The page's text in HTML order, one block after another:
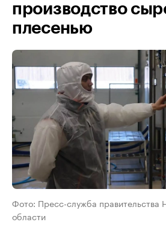
производство
плесенью
Фото: Пресс-служба правительства
области